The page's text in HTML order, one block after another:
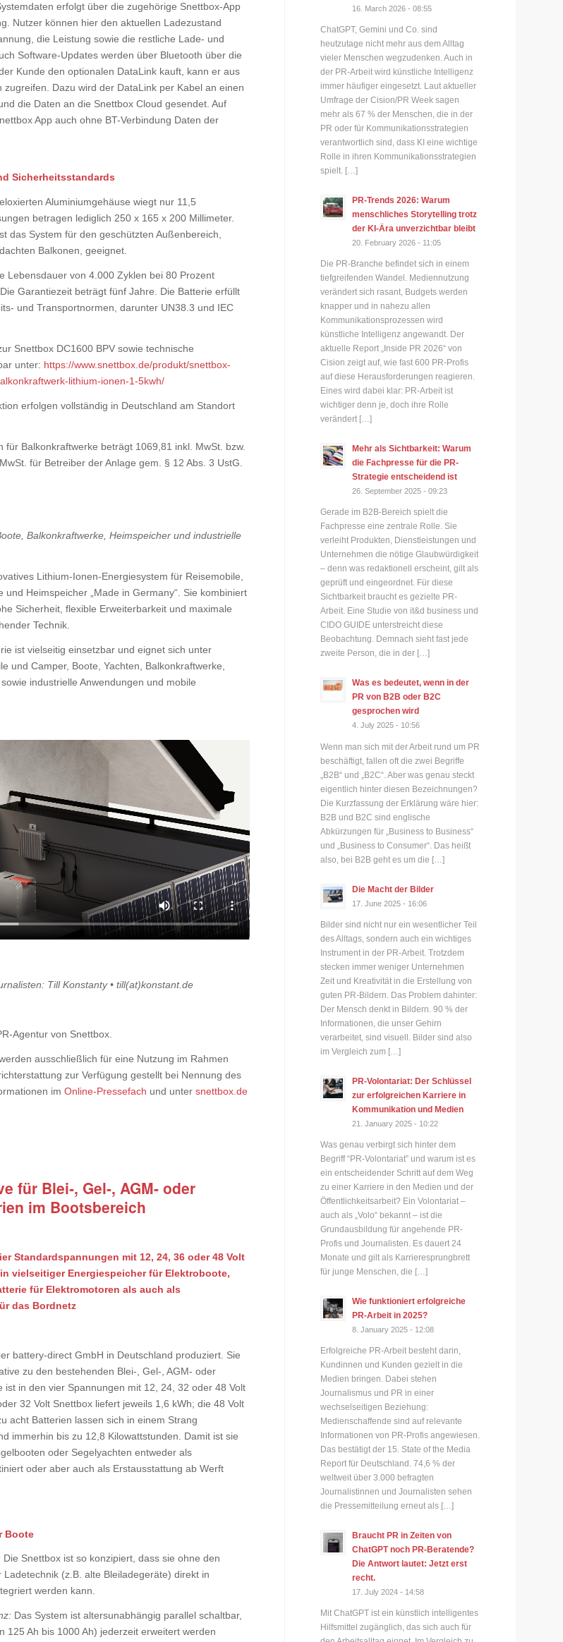
erfolgt über die zugehörige Snettbox-App
Nutzer können hier den aktuellen Ladezustand
die Leistung sowie die restliche Lade- und
Software-Updates werden über Bluetooth über die
Kunde den optionalen DataLink kauft, kann er aus
Dazu wird der DataLink per Kabel an einen
die Daten an die Snettbox Cloud gesendet. Auf
App auch ohne BT-Verbindung Daten der
Sicherheitsstandards
Aluminiumgehäuse wiegt nur 11,5
betragen lediglich 250 x 165 x 200 Millimeter.
das System für den geschützten Außenbereich,
Balkonen, geeignet.
Lebensdauer von 4.000 Zyklen bei 80 Prozent
Garantiezeit beträgt fünf Jahre. Die Batterie erfüllt
und Transportnormen, darunter UN38.3 und IEC
Snettbox DC1600 BPV sowie technische
unter: https://www.snettbox.de/produkt/snettbox-
lithium-ionen-1-5kwh/
erfolgen vollständig in Deutschland am Standort
für Balkonkraftwerke beträgt 1069,81 inkl. MwSt. bzw.
für Betreiber der Anlage gem. § 12 Abs. 3 UstG.
Balkonkraftwerke, Heimspeicher und industrielle
Lithium-Ionen-Energiesystem für Reisemobile,
und Heimspeicher „Made in Germany“. Sie kombiniert
Sicherheit, flexible Erweiterbarkeit und maximale
Technik.
ist vielseitig einsetzbar und eignet sich unter
und Camper, Boote, Yachten, Balkonkraftwerke,
industrielle Anwendungen und mobile
Till Konstanty • till(at)konstant.de
Agentur von Snettbox.
ausschließlich für eine Nutzung im Rahmen
zur Verfügung gestellt bei Nennung des
im Online-Pressefach und unter snettbox.de
für Blei‑, Gel-, AGM- oder
im Bootsbereich
Standardspannungen mit 12, 24, 36 oder 48 Volt
vielseitiger Energiespeicher für Elektroboote,
für Elektromotoren als auch als
das Bordnetz
battery-direct GmbH in Deutschland produziert. Sie
zu den bestehenden Blei‑, Gel-, AGM‑ oder
ist in den vier Spannungen mit 12, 24, 32 oder 48 Volt
32 Volt Snettbox liefert jeweils 1,6 kWh; die 48 Volt
acht Batterien lassen sich in einem Strang
immerhin bis zu 12,8 Kilowattstunden. Damit ist sie
oder Segelyachten entweder als
oder aber auch als Erstausstattung ab Werft
Boote
Die Snettbox ist so konzipiert, dass sie ohne den
(z.B. alte Bleiladegeräte) direkt in
werden kann.
Das System ist altersunabhängig parallel schaltbar,
125 Ah bis 1000 Ah) jederzeit erweitert werden
16. March 2026 - 08:55
ChatGPT, Gemini und Co. sind
heutzutage nicht mehr aus dem Alltag
vieler Menschen wegzudenken. Auch in
der PR-Arbeit wird künstliche Intelligenz
immer häufiger eingesetzt. Laut aktueller
Umfrage der Cision/PR Week sagen
mehr als 67 % der Menschen, die in der
PR oder für Kommunikationsstrategien
verantwortlich sind, dass KI eine wichtige
Rolle in ihren Kommunikationsstrategien
spielt. […]
PR-Trends 2026: Warum
menschliches Storytelling trotz
der KI-Ära unverzichtbar bleibt
20. February 2026 - 11:05
Die PR-Branche befindet sich in einem
tiefgreifenden Wandel. Mediennutzung
verändert sich rasant, Budgets werden
knapper und in nahezu allen
Kommunikationsprozessen wird
künstliche Intelligenz angewandt. Der
aktuelle Report „Inside PR 2026“ von
Cision zeigt auf, wie fast 600 PR-Profis
auf diese Herausforderungen reagieren.
Eines wird dabei klar: PR-Arbeit ist
wichtiger denn je, doch ihre Rolle
verändert […]
Mehr als Sichtbarkeit: Warum
die Fachpresse für die PR-
Strategie entscheidend ist
26. September 2025 - 09:23
Gerade im B2B-Bereich spielt die
Fachpresse eine zentrale Rolle. Sie
verleiht Produkten, Dienstleistungen und
Unternehmen die nötige Glaubwürdigkeit
– denn was redaktionell erscheint, gilt als
geprüft und eingeordnet. Für diese
Sichtbarkeit braucht es gezielte PR-
Arbeit. Eine Studie von it&d business und
CIDO GUIDE unterstreicht diese
Beobachtung. Demnach sieht fast jede
zweite Person, die in der […]
Was es bedeutet, wenn in der
PR von B2B oder B2C
gesprochen wird
4. July 2025 - 10:56
Wenn man sich mit der Arbeit rund um PR
beschäftigt, fallen oft die zwei Begriffe
„B2B“ und „B2C“. Aber was genau steckt
eigentlich hinter diesen Bezeichnungen?
Die Kurzfassung der Erklärung wäre hier:
B2B und B2C sind englische
Abkürzungen für „Business to Business“
und „Business to Consumer“. Das heißt
also, bei B2B geht es um die […]
Die Macht der Bilder
17. June 2025 - 16:06
Bilder sind nicht nur ein wesentlicher Teil
des Alltags, sondern auch ein wichtiges
Instrument in der PR-Arbeit. Trotzdem
stecken immer weniger Unternehmen
Zeit und Kreativität in die Erstellung von
guten PR-Bildern. Das Problem dahinter:
Der Mensch denkt in Bildern. 90 % der
Informationen, die unser Gehirn
verarbeitet, sind visuell. Bilder sind also
im Vergleich zum […]
PR-Volontariat: Der Schlüssel
zur erfolgreichen Karriere in
Kommunikation und Medien
21. January 2025 - 10:22
Was genau verbirgt sich hinter dem
Begriff “PR-Volontariat” und warum ist es
ein entscheidender Schritt auf dem Weg
zu einer Karriere in den Medien und der
Öffentlichkeitsarbeit? Ein Volontariat –
auch als „Volo“ bekannt – ist die
Grundausbildung für angehende PR-
Profis und Journalisten. Es dauert 24
Monate und gilt als Karrieresprungbrett
für junge Menschen, die […]
Wie funktioniert erfolgreiche
PR-Arbeit in 2025?
8. January 2025 - 12:08
Erfolgreiche PR-Arbeit besteht darin,
Kundinnen und Kunden gezielt in die
Medien bringen. Dabei stehen
Journalismus und PR in einer
wechselseitigen Beziehung:
Medienschaffende sind auf relevante
Informationen von PR-Profis angewiesen.
Das bestätigt der 15. State of the Media
Report für Deutschland. 74,6 % der
weltweit über 3.000 befragten
Journalistinnen und Journalisten sehen
die Pressemitteilung erneut als […]
Braucht PR in Zeiten von
ChatGPT noch PR-Beratende?
Die Antwort lautet: Jetzt erst
recht.
17. July 2024 - 14:58
Mit ChatGPT ist ein künstlich intelligentes
Hilfsmittel zugänglich, das sich auch für